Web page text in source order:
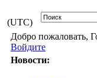
(UTC)
Добро пожаловать,
Войдите
Новости: